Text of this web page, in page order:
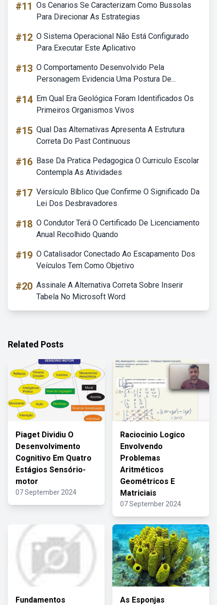
#11 Os Cenarios Se Caracterizam Como Bussolas
Para Direcionar As Estrategias
#12 O Sistema Operacional Não Está Configurado
Para Executar Este Aplicativo
#13 O Comportamento Desenvolvido Pela
Personagem Evidencia Uma Postura De...
#14 Em Qual Era Geológica Foram Identificados Os
Primeiros Organismos Vivos
#15 Qual Das Alternativas Apresenta A Estrutura
Correta Do Past Continuous
#16 Base Da Pratica Pedagogica O Curriculo Escolar
Contempla As Atividades
#17 Versículo Bíblico Que Confirme O Significado Da
Lei Dos Desbravadores
#18 O Condutor Terá O Certificado De Licenciamento
Anual Recolhido Quando
#19 O Catalisador Conectado Ao Escapamento Dos
Veículos Tem Como Objetivo
#20 Assinale A Alternativa Correta Sobre Inserir
Tabela No Microsoft Word
Related Posts
Piaget Dividiu O
Desenvolvimento
Cognitivo Em Quatro
Estágios Sensório-
motor
07 September 2024
Raciocinio Logico
Envolvendo
Problemas
Aritméticos
Geométricos E
Matriciais
07 September 2024
Fundamentos As Esponjas